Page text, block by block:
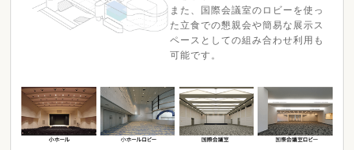
また、国際会議室のロビーを使っ
た立食での懇親会や簡易な展示ス
ペースとしての組み合わせ利用も
可能です。